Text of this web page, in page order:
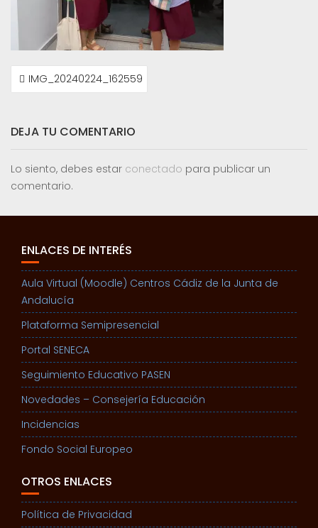
NAVEGACIÓN
DEIMG_20240224_162559
DEJA TU COMENTARIO
Lo siento, debes estar conectado para publicar un
comentario.
ENLACES DE INTERÉS
Aula Virtual (Moodle) Centros Cádiz de la Junta de
Andalucía
Plataforma Semipresencial
Portal SENECA
Seguimiento Educativo PASEN
Novedades – Consejería Educación
Incidencias
Fondo Social Europeo
OTROS ENLACES
Política de Privacidad